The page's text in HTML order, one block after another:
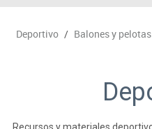
Deportivo / Balones y pelotas
Recursos y materiales